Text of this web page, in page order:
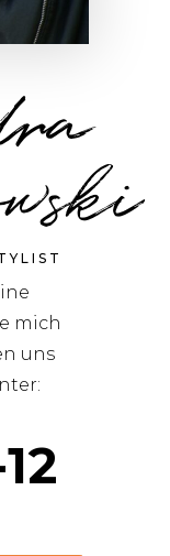
mich
uns